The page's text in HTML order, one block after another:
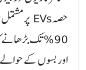
90% تک بڑھانے
اور بسوں کے